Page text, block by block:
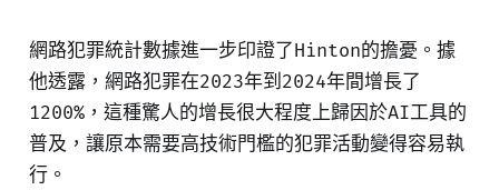
網路犯罪統計數據進一步印證了Hinton的擔憂。據
他透露，網路犯罪在2023年到2024年間增長了
1200%，這種驚人的增長很大程度上歸因於AI工具的
普及，讓原本需要高技術門檻的犯罪活動變得容易執
行。